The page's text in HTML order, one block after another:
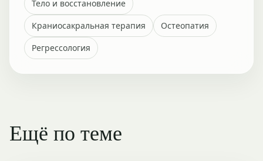
Тело и восстановление
Краниосакральная терапия
Остеопатия
Регрессология
Ещё по теме